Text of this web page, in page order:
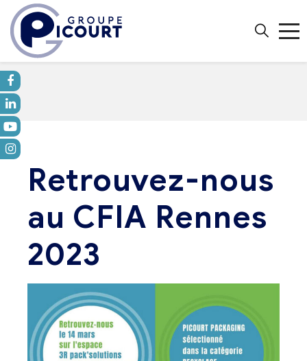
Retrouvez-nous
au CFIA Rennes
2023